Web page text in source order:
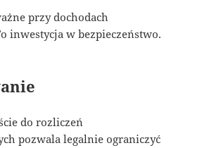
przy dochodach
inwestycja w bezpieczeństwo.
do rozliczeń
pozwala legalnie ograniczyć